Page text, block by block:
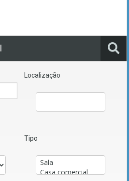
Localização
Tipo